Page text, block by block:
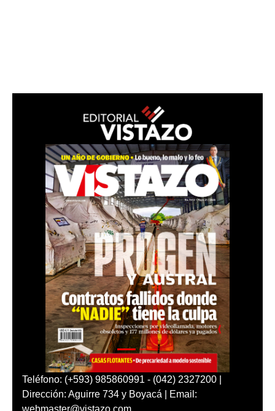
Teléfono: (+593) 985860991 - (042) 2327200 |
Dirección: Aguirre 734 y Boyacá | Email:
webmaster@vistazo.com